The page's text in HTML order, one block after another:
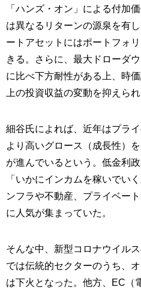
「ハンズ・オン」による付加
は異なるリターンの源泉を有
ートアセットにはポートフォ
きる。さらに、最大ドローダ
に比べ下方耐性がある上、時
上の投資収益の変動を抑えら
細谷氏によれば、近年はプラ
より高いグロース（成長性）
が進んでいるという。低金利
「いかにインカムを稼いでい
ンフラや不動産、プライベー
に人気が集まっていた。
そんな中、新型コロナウイル
では伝統的セクターのうち、
は下火となった。他方、EC（